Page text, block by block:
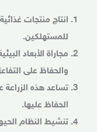
انتاج منتجات
للمستهلكين.
مجاراة الأبعاد
والحفاظ على
تساعد هذه
الحفاظ عليها.
تنشيط النظام